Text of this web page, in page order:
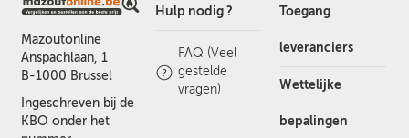
Mazoutonline
Anspachlaan, 1
B-1000 Brussel
Ingeschreven bij de
KBO onder het
Hulp nodig ?
FAQ (Veel
gestelde
vragen)
Toegang
leveranciers
Wettelijke
bepalingen